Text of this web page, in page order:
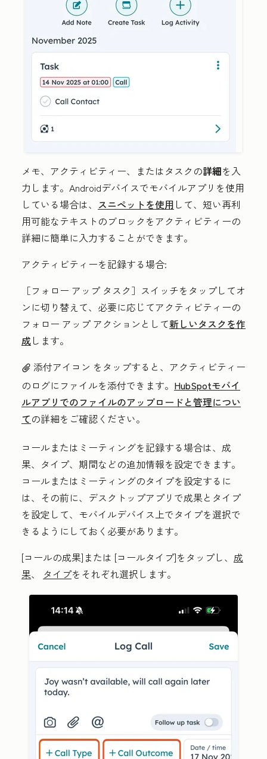
メモ、アクティビティー、またはタスクの詳細を入
力します。Androidデバイスでモバイルアプリを使用
している場合は、 スニペットを使用 して、短い再利
用可能なテキストのブロックをアクティビティーの
詳細に簡単に入力することができます。
アクティビティーを記録する場合:
［フォロー アップ タスク］ スイッチをタップしてオ
ンに切り替えて、必要に応じてアクティビティーの
フォロー アップ アクションとして新しいタスクを作
成します。
attach 添付アイコン をタップすると、アクティビティー
のログにファイルを添付できます。 HubSpotモバイ
ルアプリでのファイルのアップロードと管理につい
ての詳細をご確認ください。
コールまたはミーティングを記録する場合は、成
果、タイプ、期間などの追加情報を設定できます。
コールまたはミーティングのタイプを設定するに
は、その前に、デスクトップアプリで成果とタイプ
を設定して、モバイルデバイス上でタイプを選択で
きるようにしておく必要があります。
[コールの成果]または [コールタイプ]をタップし、 成
果、 タイプをそれぞれ選択します。